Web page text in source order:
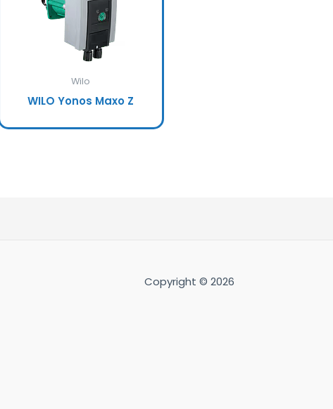
Wilo
WILO Yonos Maxo Z
Copyright © 2026